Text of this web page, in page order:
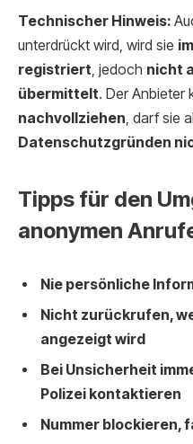
Technischer Hinweis:
unterdrückt wird, wird sie
registriert , jedoch nicht
übermittelt. Der Anbieter
nachvollziehen , darf sie
Datenschutzgründen
Tipps für den
anonymen
Nie persönliche
Nicht zurückrufen,
angezeigt wird
Bei Unsicherheit
Polizei kontaktieren
Nummer blockieren,